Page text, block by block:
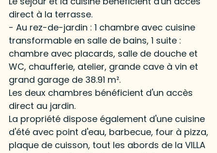
direct à la terrasse.
- Au rez-de-jardin : 1 chambre avec cuisine
transformable en salle de bains, 1 suite :
chambre avec placards, salle de douche et
WC, chaufferie, atelier, grande cave à vin et
grand garage de 38.91 m².
Les deux chambres bénéficient d'un accès
direct au jardin.
La propriété dispose également d'une cuisine
d'été avec point d'eau, barbecue, four à pizza,
plaque de cuisson, tout les abords de la VILLA